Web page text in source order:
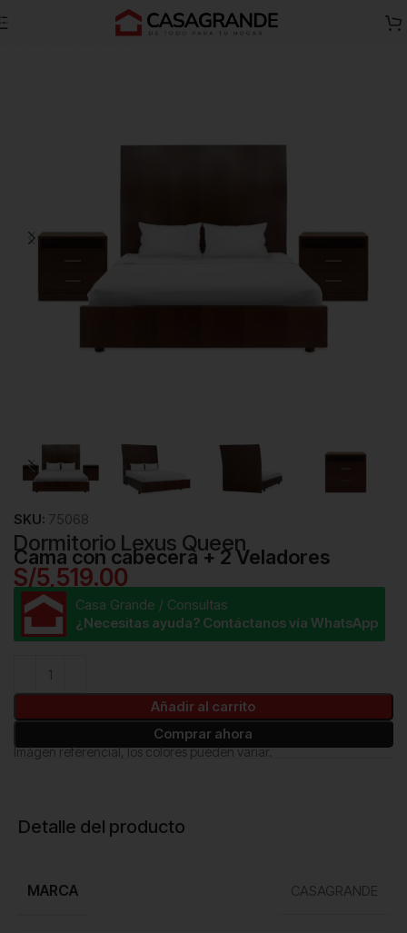
Skip to navigation
Skip to main content
y juego de dormitorio Juego de dormitorio 3 piezas
Dormitorio Lexus Queen
SKU: 75068
Cama con cabecera + 2 Veladores
S/5,519.00
Casa Grande / Consultas
¿Necesitas ayuda? Contáctanos vía WhatsApp
Añadir al carrito
Comprar ahora
Imágen referencial, los colores pueden variar.
Detalle del producto
MARCA CASAGRANDE